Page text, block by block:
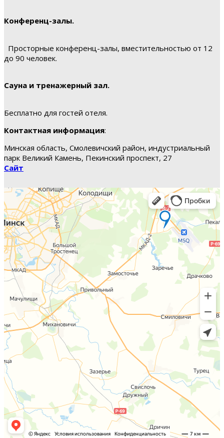
Конференц-залы.
Просторные конференц-залы, вместительностью от 12
до 90 человек.
Сауна и тренажерный зал.
Бесплатно для гостей отеля.
Контактная информация:
Минская область, Смолевичский район, индустриальный
парк Великий Камень, Пекинский проспект, 27
Сайт